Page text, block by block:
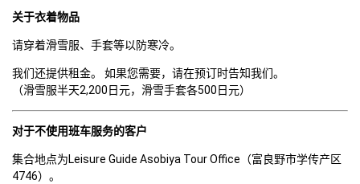
关于衣着物品
请穿着滑雪服、手套等以防寒冷。
我们还提供租金。 如果您需要，请在预订时告知我们。
（滑雪服半天2,200日元，滑雪手套各500日元）
对于不使用班车服务的客户
集合地点为Leisure Guide Asobiya Tour Office（富良野市学传产区
4746）。